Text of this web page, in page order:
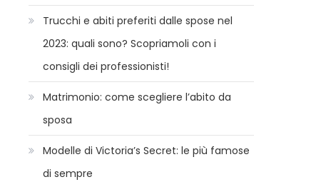
Trucchi e abiti preferiti dalle spose nel
2023: quali sono? Scopriamoli con i
consigli dei professionisti!
Matrimonio: come scegliere l’abito da
sposa
Modelle di Victoria’s Secret: le più famose
di sempre